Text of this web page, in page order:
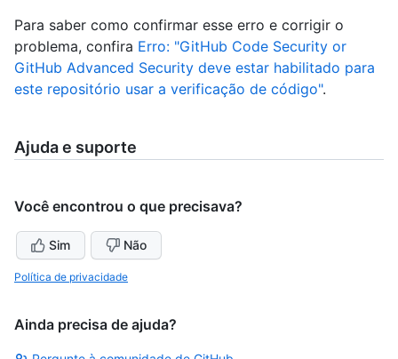
Para saber como confirmar esse erro e corrigir o
problema, confira Erro: "GitHub Code Security or
GitHub Advanced Security deve estar habilitado para
este repositório usar a verificação de código".
Ajuda e suporte
Você encontrou o que precisava?
Sim Não
Política de privacidade
Ainda precisa de ajuda?